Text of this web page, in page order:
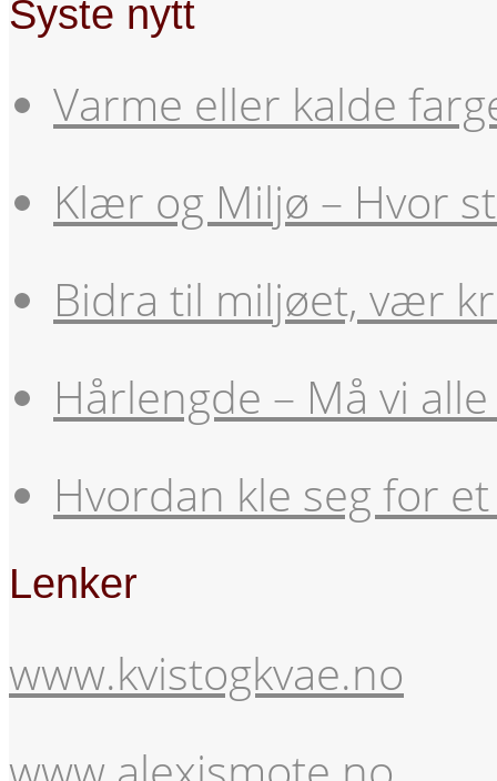
Syste nytt
Varme eller kalde
Klær og Miljø – Hvor
Bidra til miljøet, vær
Hårlengde – Må vi
Hvordan kle seg for
Lenker
www.kvistogkvae.no